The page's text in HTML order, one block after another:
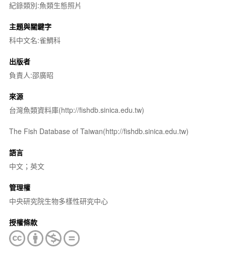
紀錄類別:魚類生態照片
主題與關鍵字
科中文名:雀鯛科
出版者
負責人:邵廣昭
來源
台灣魚類資料庫(http://fishdb.sinica.edu.tw)
The Fish Database of Taiwan(http://fishdb.sinica.edu.tw)
語言
中文；英文
管理權
中央研究院生物多樣性研究中心
授權條款